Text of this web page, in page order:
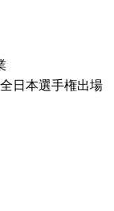
日本選手権出場